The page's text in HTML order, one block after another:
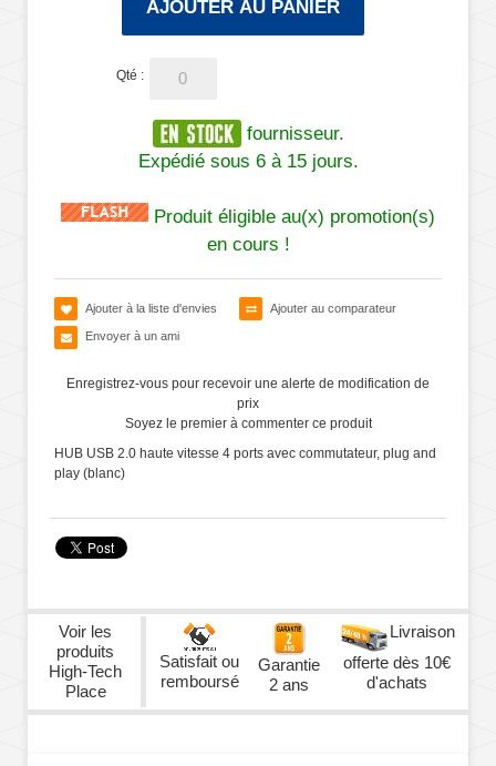
AJOUTER AU PANIER
Qté :
fournisseur.
Expédié sous 6 à 15 jours.
Produit éligible au(x) promotion(s)
en cours !
Ajouter à la liste d'envies Ajouter au comparateur
Envoyer à un ami
Enregistrez-vous pour recevoir une alerte de modification de
prix
Soyez le premier à commenter ce produit
HUB USB 2.0 haute vitesse 4 ports avec commutateur, plug and
play (blanc)
Voir les
produits
High-Tech
Place
Satisfait ou
remboursé
Garantie
2 ans
Livraison
offerte dès 10€
d'achats